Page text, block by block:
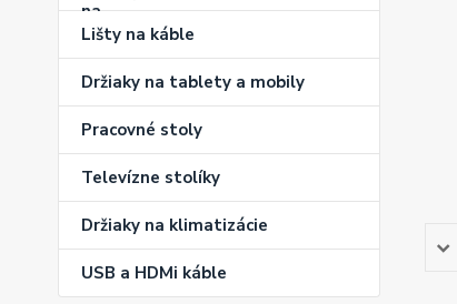
Lišty na káble
Držiaky na tablety a mobily
Pracovné stoly
Televízne stolíky
Držiaky na klimatizácie
USB a HDMi káble